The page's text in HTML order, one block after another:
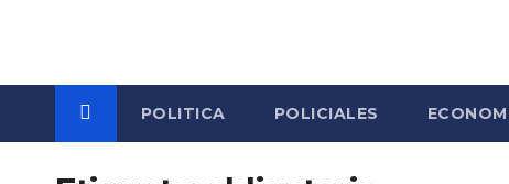
content
POLITICA POLICIALES